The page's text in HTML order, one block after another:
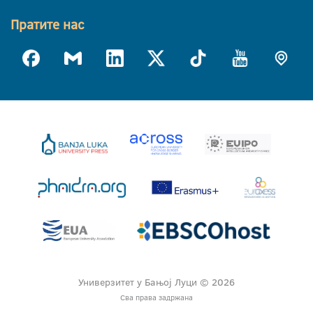
Пратите нас
Универзитет у Бањој Луци © 2026
Сва права задржана